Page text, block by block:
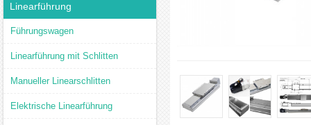
Linearführung
Führungswagen
Linearführung mit Schlitten
Manueller Linearschlitten
Elektrische Linearführung